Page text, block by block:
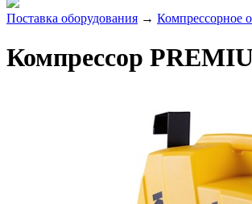
Поставка оборудования → Компрессорное
Компрессор